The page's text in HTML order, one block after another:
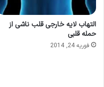
التهاب لایه خارجی قلب ناشی از
حمله قلبی
فوریه 24, 2014